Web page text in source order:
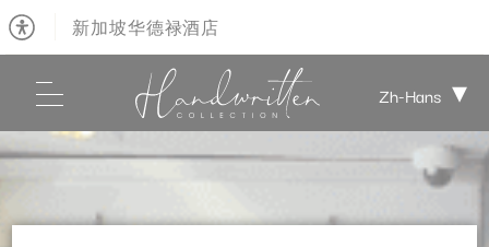
新加坡华德禄酒店
Zh-Hans